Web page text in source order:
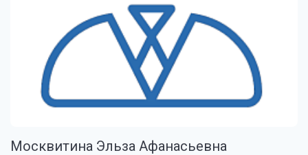
Москвитина Эльза Афанасьевна